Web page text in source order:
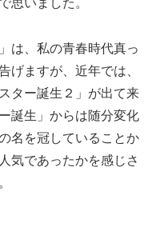
思いました。
は、私の青春時代真っ
げますが、 近年では、
ター誕生２」 が出て来
誕生」 からは随分変化
名を冠していることか
気であったかを感じさ
。